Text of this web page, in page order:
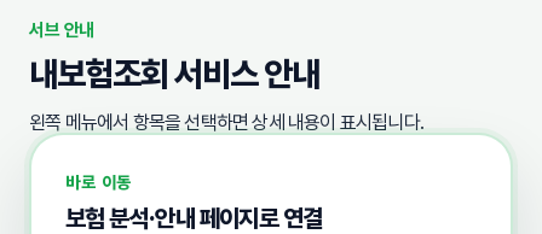
서브 안내
내보험조회 서비스 안내
왼쪽 메뉴에서 항목을 선택하면 상세 내용이 표시됩니다.
바로 이동
보험 분석·안내 페이지로 연결